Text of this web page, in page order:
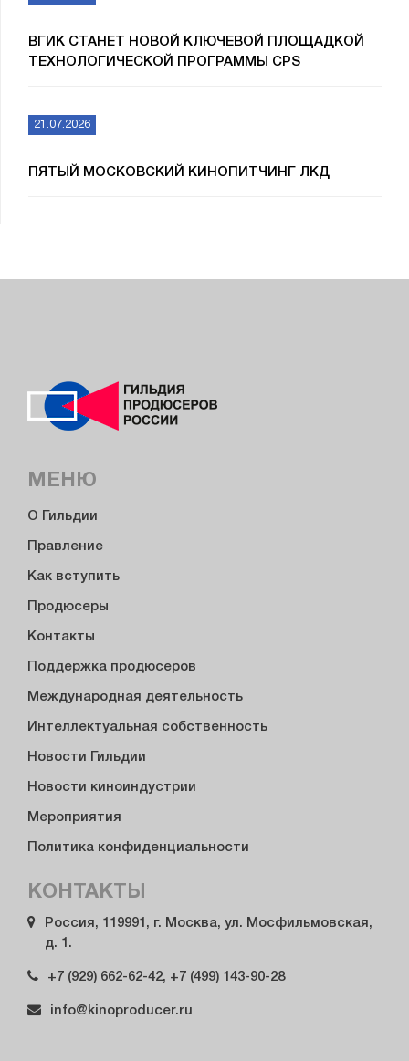
ВГИК СТАНЕТ НОВОЙ КЛЮЧЕВОЙ ПЛОЩАДКОЙ
ТЕХНОЛОГИЧЕСКОЙ ПРОГРАММЫ CPS
21.07.2026
ПЯТЫЙ МОСКОВСКИЙ КИНОПИТЧИНГ ЛКД
МЕНЮ
О Гильдии
Правление
Как вступить
Продюсеры
Контакты
Поддержка продюсеров
Международная деятельность
Интеллектуальная собственность
Новости Гильдии
Новости киноиндустрии
Мероприятия
Политика конфиденциальности
КОНТАКТЫ
Россия, 119991, г. Москва, ул. Мосфильмовская,
д. 1.
+7 (929) 662-62-42, +7 (499) 143-90-28
info@kinoproducer.ru